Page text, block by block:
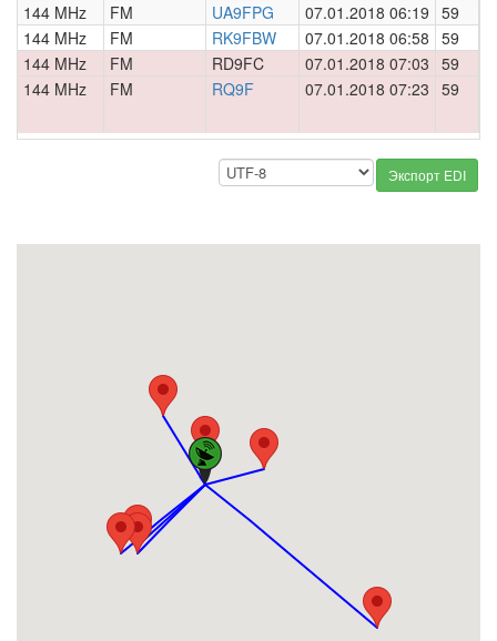
144 MHz
FM UA9FPG 07.01.2018 06:19 59
144 MHz
FM RK9FBW 07.01.2018 06:58 59
144 MHz
FM RD9FC 07.01.2018 07:03 59
144 MHz
FM RQ9F 07.01.2018 07:23 59
Экспорт EDI